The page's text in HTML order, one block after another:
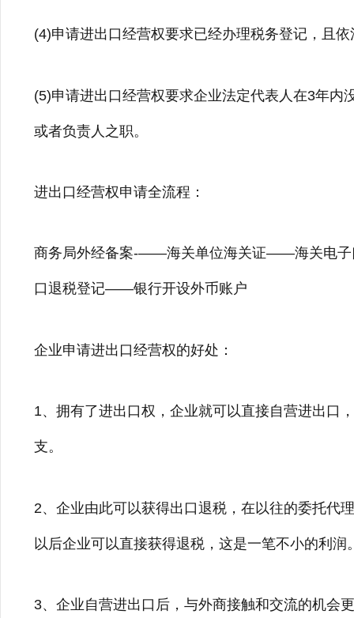
(4)申请进出口经营权要求已经办理税务登记，且依
(5)申请进出口经营权要求企业法定代表人在3年
或者负责人之职。
进出口经营权申请全流程：
商务局外经备案-——海关单位海关证——海关电
口退税登记——银行开设外币账户
企业申请进出口经营权的好处：
1、拥有了进出口权，企业就可以直接自营进出口
支。
2、企业由此可以获得出口退税，在以往的委托代
以后企业可以直接获得退税，这是一笔不小的利润
3、企业自营进出口后，与外商接触和交流的机会